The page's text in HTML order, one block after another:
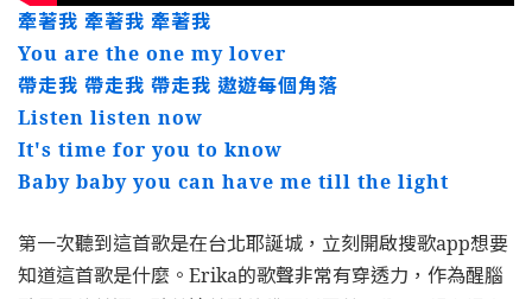
牽著我 牽著我 牽著我
You are the one my lover
帶走我 帶走我 帶走我 遨遊每個角落
Listen listen now
It's time for you to know
Baby baby you can have me till the light
第一次聽到這首歌是在台北耶誕城，立刻開啟搜歌app想要
知道這首歌是什麼。Erika的歌聲非常有穿透力，作為醒腦